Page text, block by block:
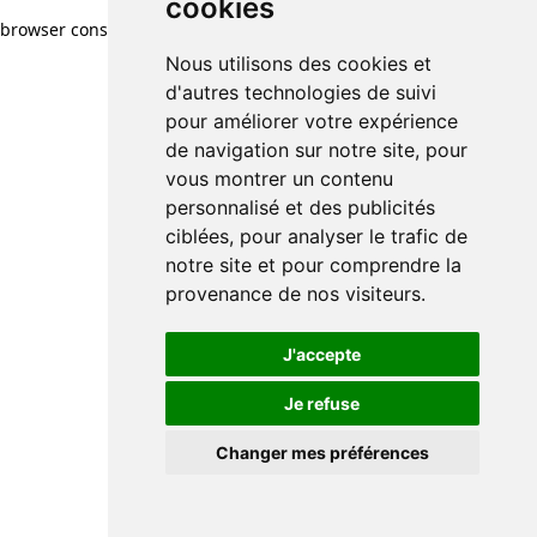
cookies
Nous utilisons des cookies et
d'autres technologies de suivi
pour améliorer votre expérience
de navigation sur notre site, pour
vous montrer un contenu
personnalisé et des publicités
ciblées, pour analyser le trafic de
notre site et pour comprendre la
provenance de nos visiteurs.
J'accepte
Je refuse
Changer mes préférences
browser console for more information)